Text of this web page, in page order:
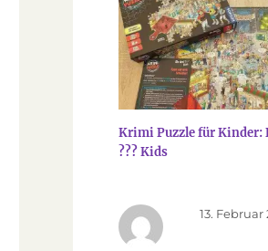
Krimi Puzzle für Kinder:
??? Kids
13. Februar